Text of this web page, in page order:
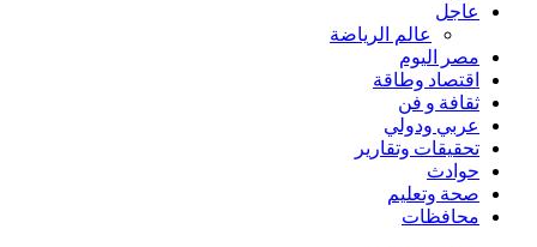
عاجل
عالم الرياضة
مصر اليوم
اقتصاد وطاقة
ثقافة و فن
عربي ودولي
تحقيقات وتقارير
حوادث
صحة وتعليم
محافظات